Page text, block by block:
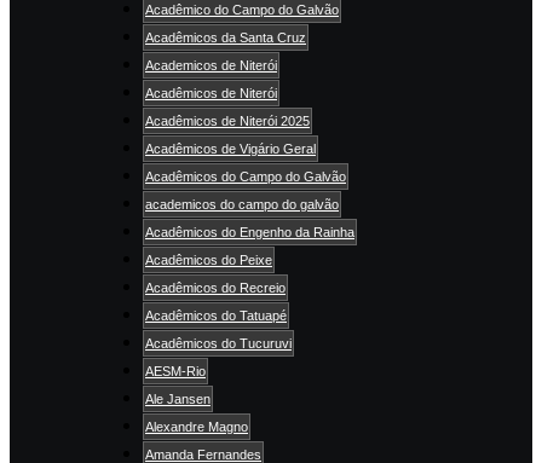
Acadêmico do Campo do Galvão
Acadêmicos da Santa Cruz
Academicos de Niterói
Acadêmicos de Niterói
Acadêmicos de Niterói 2025
Acadêmicos de Vigário Geral
Acadêmicos do Campo do Galvão
academicos do campo do galvão
Acadêmicos do Engenho da Rainha
Acadêmicos do Peixe
Acadêmicos do Recreio
Acadêmicos do Tatuapé
Acadêmicos do Tucuruvi
AESM-Rio
Ale Jansen
Alexandre Magno
Amanda Fernandes